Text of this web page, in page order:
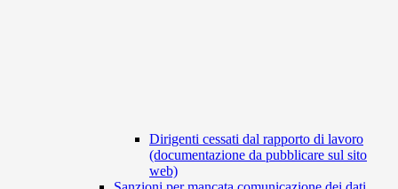
Dirigenti cessati dal rapporto di lavoro
(documentazione da pubblicare sul sito
web)